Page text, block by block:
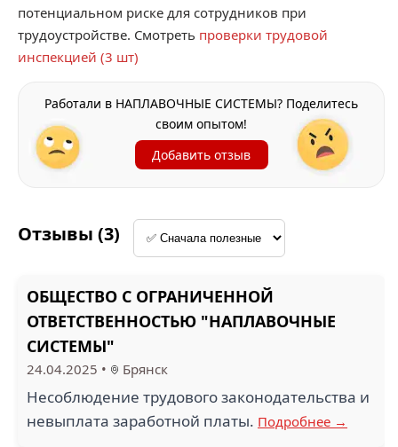
потенциальном риске для сотрудников при
трудоустройстве. Смотреть проверки трудовой
инспекцией (3 шт)
Работали в НАПЛАВОЧНЫЕ СИСТЕМЫ? Поделитесь
своим опытом!
Добавить отзыв
Отзывы (3)
ОБЩЕСТВО С ОГРАНИЧЕННОЙ
ОТВЕТСТВЕННОСТЬЮ "НАПЛАВОЧНЫЕ
СИСТЕМЫ"
24.04.2025 • Брянск
Несоблюдение трудового законодательства и
невыплата заработной платы. Подробнее →